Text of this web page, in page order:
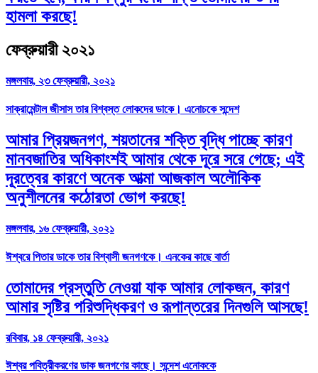
হামলা করছে!
ফেব্রুয়ারী ২০২১
মঙ্গলবার, ২৩ ফেব্রুয়ারী, ২০২১
সাক্রামেন্টাল জীসাস তার বিশ্বস্ত লোকদের ডাকে। এনোচকে সন্দেশ
আমার প্রিয়জনগণ, শয়তানের শক্তি বৃদ্ধি পাচ্ছে কারণ
মানবজাতির অধিকাংশই আমার থেকে দূরে সরে গেছে; এই
দূরত্বের কারণে অনেক আত্মা আজকাল অলৌকিক
অনুশীলনের কঠোরতা ভোগ করছে!
মঙ্গলবার, ১৬ ফেব্রুয়ারী, ২০২১
ঈশ্বরে পিতার ডাকে তার বিশ্বাসী জনগণকে। এনকের কাছে বার্তা
তোমাদের প্রস্তুতি নেওয়া যাক আমার লোকজন, কারণ
আমার সৃষ্টির পরিশুদ্ধিকরণ ও রূপান্তরের দিনগুলি আসছে!
রবিবার, ১৪ ফেব্রুয়ারী, ২০২১
ঈশ্বর পবিত্রীকরণের ডাক জনগণের কাছে। সন্দেশ এনোককে